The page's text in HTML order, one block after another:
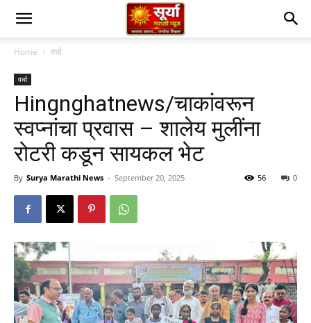
Home वर्धा
वर्धा
Hingnghatnews/चाकांवरून
स्वप्नांचा प्रवास – शालेय मुलींना
रोटरी कडून सायकल भेट
By Surya Marathi News - September 20, 2025 0
56